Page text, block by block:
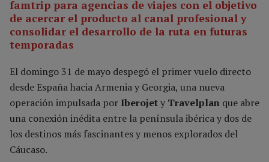
famtrip para agencias de viajes con el objetivo
de acercar el producto al canal profesional y
consolidar el desarrollo de la ruta en futuras
temporadas
El domingo 31 de mayo despegó el primer vuelo directo
desde España hacia Armenia y Georgia, una nueva
operación impulsada por Iberojety Travelplan que abre
una conexión inédita entre la península ibérica y dos de
los destinos más fascinantes y menos explorados del
Cáucaso.